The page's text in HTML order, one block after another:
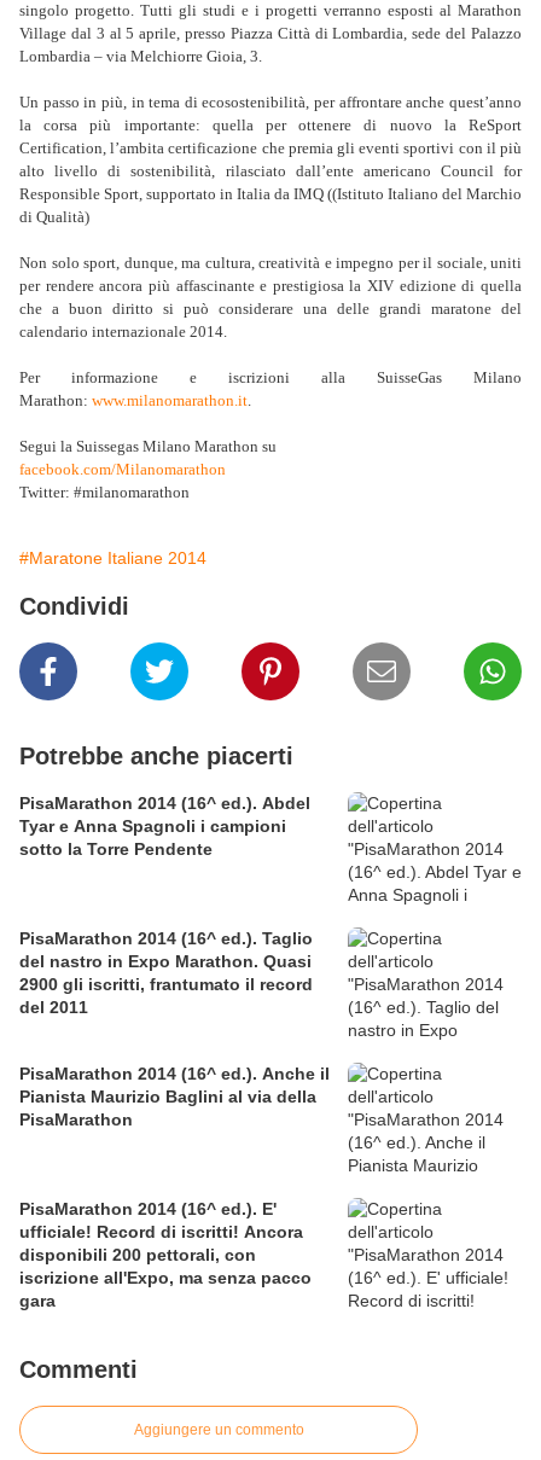
singolo progetto. Tutti gli studi e i progetti verranno esposti al Marathon
Village dal 3 al 5 aprile, presso Piazza Città di Lombardia, sede del Palazzo
Lombardia – via Melchiorre Gioia, 3.
Un passo in più, in tema di ecosostenibilità, per affrontare anche quest’anno
la corsa più importante: quella per ottenere di nuovo la ReSport
Certification, l’ambita certificazione che premia gli eventi sportivi con il più
alto livello di sostenibilità, rilasciato dall’ente americano Council for
Responsible Sport, supportato in Italia da IMQ ((Istituto Italiano del Marchio
di Qualità)
Non solo sport, dunque, ma cultura, creatività e impegno per il sociale, uniti
per rendere ancora più affascinante e prestigiosa la XIV edizione di quella
che a buon diritto si può considerare una delle grandi maratone del
calendario internazionale 2014.
Per informazione e iscrizioni alla SuisseGas Milano
Marathon: www.milanomarathon.it.
Segui la Suissegas Milano Marathon su
facebook.com/Milanomarathon
Twitter: #milanomarathon
#Maratone Italiane 2014
Condividi
Potrebbe anche piacerti
PisaMarathon 2014 (16^ ed.). Abdel
Tyar e Anna Spagnoli i campioni
sotto la Torre Pendente
PisaMarathon 2014 (16^ ed.). Taglio
del nastro in Expo Marathon. Quasi
2900 gli iscritti, frantumato il record
del 2011
PisaMarathon 2014 (16^ ed.). Anche il
Pianista Maurizio Baglini al via della
PisaMarathon
PisaMarathon 2014 (16^ ed.). E'
ufficiale! Record di iscritti! Ancora
disponibili 200 pettorali, con
iscrizione all'Expo, ma senza pacco
gara
Commenti
Aggiungere un commento